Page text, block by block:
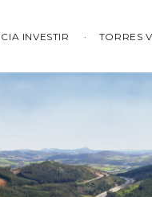
INVESTIR TORRES